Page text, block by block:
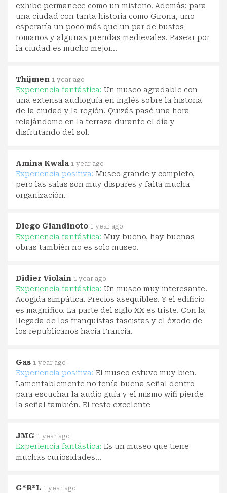
exhibe permanece como un misterio. Además: para
una ciudad con tanta historia como Girona, uno
esperaría un poco más que un par de bustos
romanos y algunas prendas medievales. Pasear por
la ciudad es mucho mejor...
Thijmen 1 year ago
Experiencia fantástica: Un museo agradable con
una extensa audioguía en inglés sobre la historia
de la ciudad y la región. Quizás pasé una hora
relajándome en la terraza durante el día y
disfrutando del sol.
Amina Kwala 1 year ago
Experiencia positiva: Museo grande y completo,
pero las salas son muy dispares y falta mucha
organización.
Diego Giandinoto 1 year ago
Experiencia fantástica: Muy bueno, hay buenas
obras también no es solo museo.
Didier Violain 1 year ago
Experiencia fantástica: Un museo muy interesante.
Acogida simpática. Precios asequibles. Y el edificio
es magnífico. La parte del siglo XX es triste. Con la
llegada de los franquistas fascistas y el éxodo de
los republicanos hacia Francia.
Gas 1 year ago
Experiencia positiva: El museo estuvo muy bien.
Lamentablemente no tenía buena señal dentro
para escuchar la audio guía y el mismo wifi pierde
la señal también. El resto excelente
JMG 1 year ago
Experiencia fantástica: Es un museo que tiene
muchas curiosidades...
G*R*L 1 year ago